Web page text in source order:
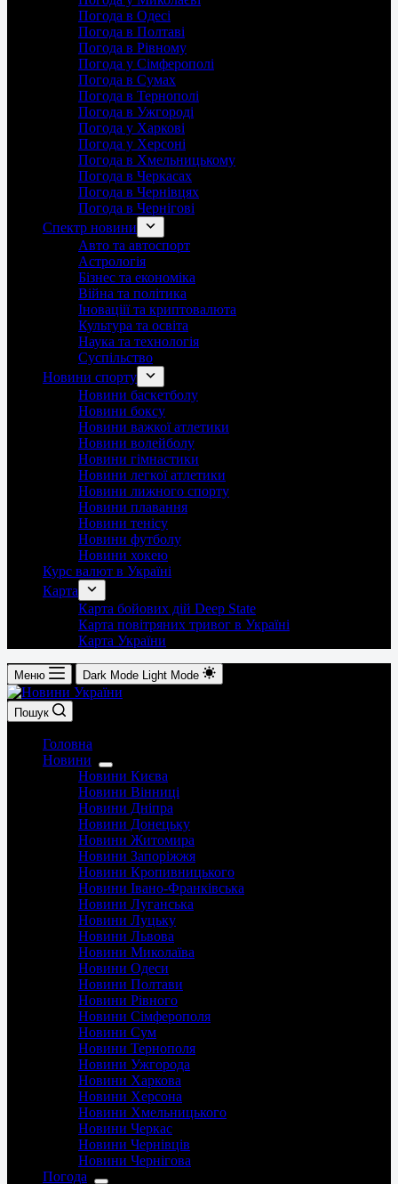
Погода в Одесі
Погода в Полтаві
Погода в Рівному
Погода у Сімферополі
Погода в Сумах
Погода в Тернополі
Погода в Ужгороді
Погода у Харкові
Погода у Херсоні
Погода в Хмельницькому
Погода в Черкасах
Погода в Чернівцях
Погода в Чернігові
Спектр новини
Авто та автоспорт
Астрологія
Бізнес та економіка
Війна та політика
Іноваціії та криптовалюта
Культура та освіта
Наука та технологія
Суспільство
Новини спорту
Новини баскетболу
Новини боксу
Новини важкої атлетики
Новини волейболу
Новини гімнастики
Новини легкої атлетики
Новини лижного спорту
Новини плавання
Новини тенісу
Новини футболу
Новини хокею
Курс валют в Україні
Карта
Карта бойових дій Deep State
Карта повітряних тривог в Україні
Карта України
Меню Dark Mode Light Mode
Пошук
Головна
Новини
Новини Києва
Новини Вінниці
Новини Дніпра
Новини Донецьку
Новини Житомира
Новини Запоріжжя
Новини Кропивницького
Новини Івано-Франківська
Новини Луганська
Новини Луцьку
Новини Львова
Новини Миколаїва
Новини Одеси
Новини Полтави
Новини Рівного
Новини Сімферополя
Новини Сум
Новини Тернополя
Новини Ужгорода
Новини Харкова
Новини Херсона
Новини Хмельницького
Новини Черкас
Новини Чернівців
Новини Чернігова
Погода